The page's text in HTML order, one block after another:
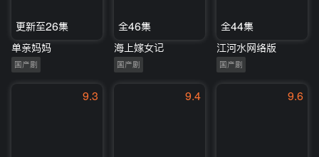
更新至26集
单亲妈妈
国产剧
全46集
海上嫁女记
国产剧
全44集
江河水网络版
国产剧
9.3 9.4 9.6